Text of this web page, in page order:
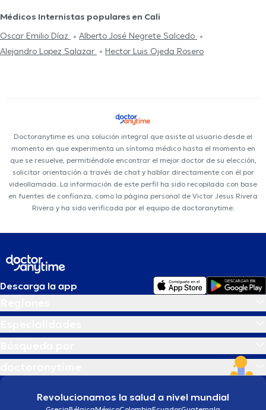
Médicos Internistas populares en Cali
Oscar Emilio Díaz
Alberto José Negrete Salcedo
Alejandro Lopez Salazar
Hector Luis Ojeda Rosero
Doctoranytime es una solución integral que asiste al usuario desde el
momento en que experimenta un síntoma médico hasta el momento en
que se resuelve, permitiéndole encontrar el mejor doctor de su elección,
solicitar orientación a través de chat y hablar directamente con él por
videollamada. La información de este perfil ha sido recopilada con base
en fuentes de confianza, como la página personal de Victor Jesus Rivera
Rivera y ha sido verificada por el equipo de doctoranytime.
Descarga la app
Revolucionamos la salud a nivel mundial